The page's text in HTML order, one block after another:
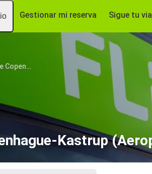
Gestionar mi reserva Sigue tu
Aeropuerto de Copenhague (Kastrup)
Kastrup